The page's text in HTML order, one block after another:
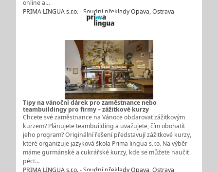
online a…
PRIMA LINGUA s.r.o. - Soudní překlady Opava, Ostrava
Tipy na vánoční dárek pro zaměstnance nebo
teambuildingy pro firmy – zážitkové kurzy
Chcete své zaměstnance na Vánoce obdarovat zážitkovým
kurzem? Plánujete teambuilding a uvažujete, čím obohatit
jeho program? Originální řešení představují zážitkové kurzy,
které organizuje jazyková škola Prima lingua s.r.o. Na výběr
máme gurmánské a cukrářské kurzy, kde se můžete naučit
péct…
PRIMA LINGUA s.r.o. - Soudní překlady Opava, Ostrava